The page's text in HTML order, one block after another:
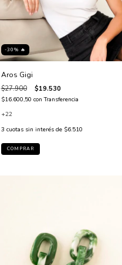
-30% 🔥
Aros Gigi
$27.900 $19.530
$16.600,50 con Transferencia
+22
3 cuotas sin interés de $6.510
COMPRAR